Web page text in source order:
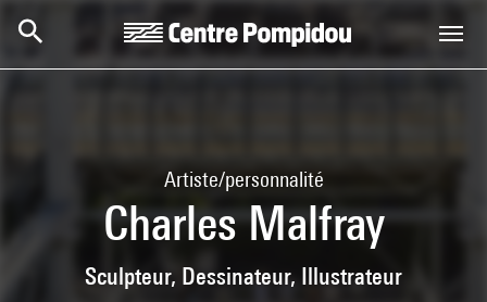
Artiste/personnalité
Charles Malfray
Sculpteur, Dessinateur, Illustrateur